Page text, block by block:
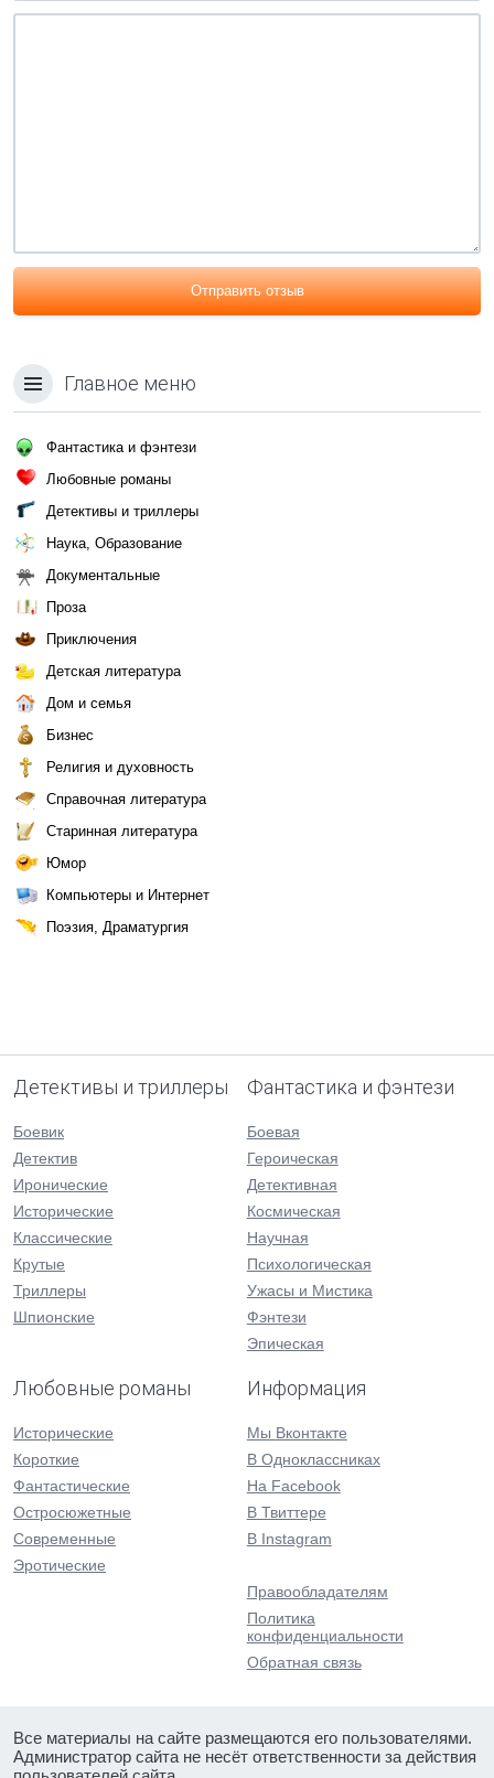
Отправить отзыв
Главное меню
Фантастика и фэнтези
Любовные романы
Детективы и триллеры
Наука, Образование
Документальные
Проза
Приключения
Детская литература
Дом и семья
Бизнес
Религия и духовность
Справочная литература
Старинная литература
Юмор
Компьютеры и Интернет
Поэзия, Драматургия
Детективы и триллеры
Боевик
Детектив
Иронические
Исторические
Классические
Крутые
Триллеры
Шпионские
Фантастика и фэнтези
Боевая
Героическая
Детективная
Космическая
Научная
Психологическая
Ужасы и Мистика
Фэнтези
Эпическая
Любовные романы
Исторические
Короткие
Фантастические
Остросюжетные
Современные
Эротические
Информация
Мы Вконтакте
В Одноклассниках
На Facebook
В Твиттере
В Instagram
Правообладателям
Политика
конфиденциальности
Обратная связь
Все материалы на сайте размещаются его пользователями.
Администратор сайта не несёт ответственности за действия